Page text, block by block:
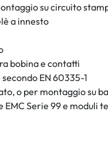
su circuito
a innesto
bobina e contatti
EN 60335-1
o per montaggio su
EMC Serie 99 e moduli